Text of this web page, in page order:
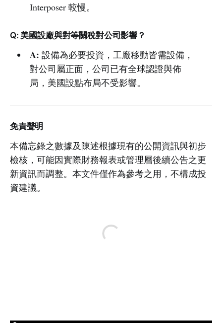
Interposer 較慢。
Q: 美國設廠與對等關稅對公司影響？
A: 設備為必要投資，工廠移動皆需設備，
對公司屬正面，公司已有全球認證與佈
局，美國設點布局不受影響。
免責聲明
本備忘錄之數據及陳述根據現有的公開資訊與初步
檢核，可能因實際財務報表或管理層後續公告之更
新資訊而調整。本文件僅作為參考之用，不構成投
資建議。